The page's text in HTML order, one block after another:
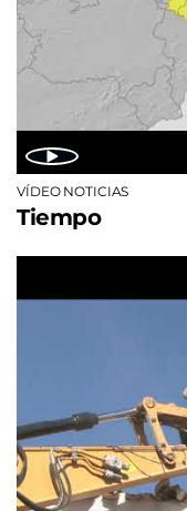
VÍDEO NOTICIAS
Tiempo